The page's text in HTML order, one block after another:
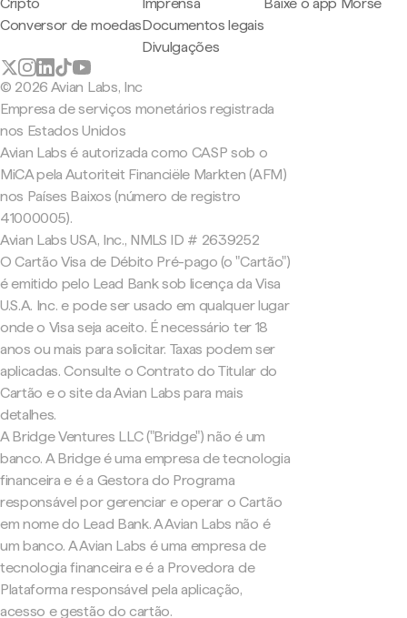
Conversor de moedasDocumentos legais
Divulgações
© 2026 Avian Labs, Inc
Empresa de serviços monetários registrada
nos Estados Unidos
Avian Labs é autorizada como CASP sob o
MiCA pela Autoriteit Financiële Markten (AFM)
nos Países Baixos (número de registro
41000005).
Avian Labs USA, Inc., NMLS ID # 2639252
O Cartão Visa de Débito Pré-pago (o "Cartão")
é emitido pelo Lead Bank sob licença da Visa
U.S.A. Inc. e pode ser usado em qualquer lugar
onde o Visa seja aceito. É necessário ter 18
anos ou mais para solicitar. Taxas podem ser
aplicadas. Consulte o Contrato do Titular do
Cartão e o site da Avian Labs para mais
detalhes.
A Bridge Ventures LLC ("Bridge") não é um
banco. A Bridge é uma empresa de tecnologia
financeira e é a Gestora do Programa
responsável por gerenciar e operar o Cartão
em nome do Lead Bank. A Avian Labs não é
um banco. A Avian Labs é uma empresa de
tecnologia financeira e é a Provedora de
Plataforma responsável pela aplicação,
acesso e gestão do cartão.